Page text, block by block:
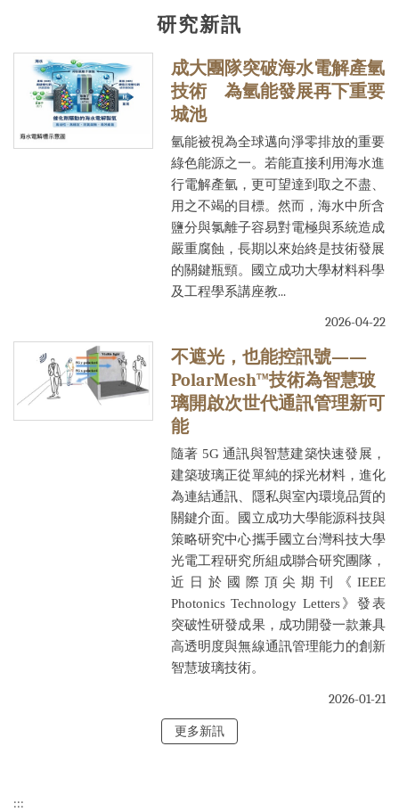
研究新訊
成大團隊突破海水電解產氫
技術 為氫能發展再下重要
城池
氫能被視為全球邁向淨零排放的重要
綠色能源之一。若能直接利用海水進
行電解產氫，更可望達到取之不盡、
用之不竭的目標。然而，海水中所含
鹽分與氯離子容易對電極與系統造成
嚴重腐蝕，長期以來始終是技術發展
的關鍵瓶頸。國立成功大學材料科學
及工程學系講座教...
2026-04-22
不遮光，也能控訊號——
PolarMesh™技術為智慧玻
璃開啟次世代通訊管理新可
能
隨著 5G 通訊與智慧建築快速發展，
建築玻璃正從單純的採光材料，進化
為連結通訊、隱私與室內環境品質的
關鍵介面。國立成功大學能源科技與
策略研究中心攜手國立台灣科技大學
光電工程研究所組成聯合研究團隊，
近日於國際頂尖期刊《IEEE
Photonics Technology Letters》發表
突破性研發成果，成功開發一款兼具
高透明度與無線通訊管理能力的創新
智慧玻璃技術。
2026-01-21
更多新訊
:::